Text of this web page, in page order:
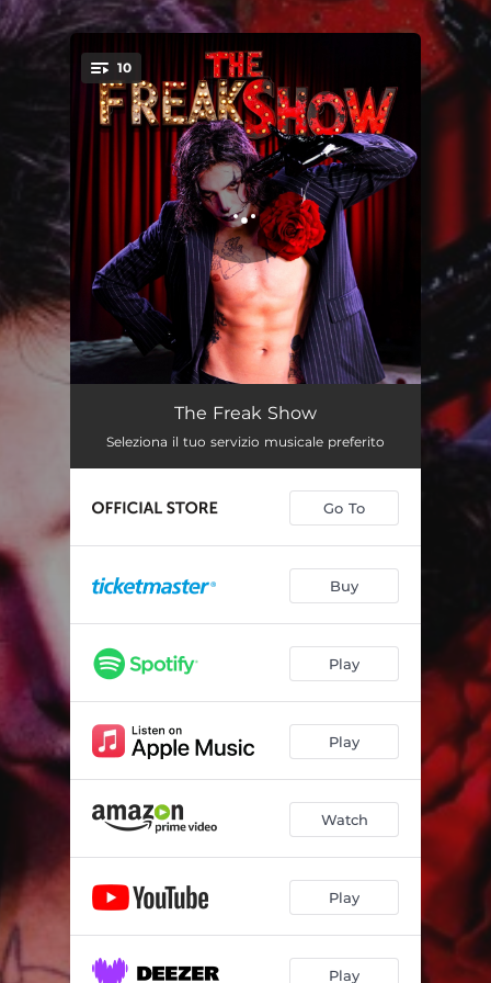
You're all set!
10
E Mi Diverto
Scappati Di Casa (62015) 03:41
03:13
La Mamma Di ****
Baby Don't Cry 03:05
Piccolo 03:03
Horror 2 03:32
Pagliaccio 02:39
The Freak Show
Seleziona il tuo servizio musicale preferito
Go To
Buy
Play
Play
Watch
Play
Play